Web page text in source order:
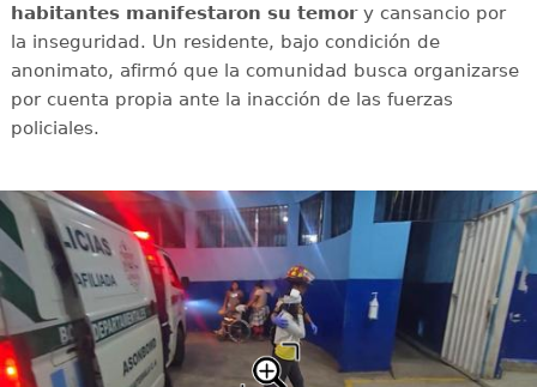
habitantes manifestaron su temory cansancio por
la inseguridad. Un residente, bajo condición de
anonimato, afirmó que la comunidad busca organizarse
por cuenta propia ante la inacción de las fuerzas
policiales.